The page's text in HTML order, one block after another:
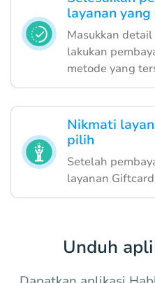
layanan
Masukkan
lakukan
metode yang
Nikmati
pilih
Setelah
layanan
Unduh